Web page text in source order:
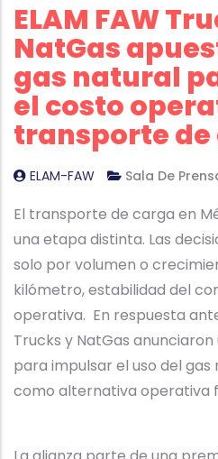
ELAM FAW
NatGas
gas natural
el costo
transporte de
ELAM-FAW Sala De
El transporte de carga en
una etapa distinta. Las
solo por volumen o
kilómetro, estabilidad del
operativa. En respuesta
Trucks y NatGas
para impulsar el uso del
como alternativa operativa